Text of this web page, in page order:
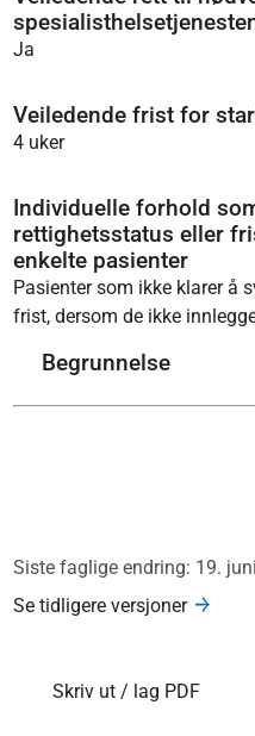
Ja
Veiledende frist for
4 uker
Individuelle forhold
rettighetsstatus eller
enkelte pasienter
Pasienter som ikke klarer å
frist, dersom de ikke
Begrunnelse
Siste faglige endring: 19.
Se tidligere versjoner
Skriv ut / lag PDF